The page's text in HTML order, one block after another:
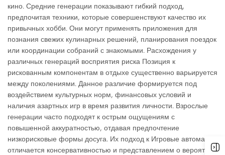
кино. Средние генерации показывают гибкий подход,
предпочитая техники, которые совершенствуют качество их
привычных хобби. Они могут применять приложения для
познания свежих кулинарных решений, планирования поездок
или координации собраний с знакомыми. Расхождения у
различных генераций восприятия риска Позиция к
рискованным компонентам в отдыхе существенно варьируется
между поколениями. Данное различие формируется под
воздействием культурных норм, финансовых условий и
наличия азартных игр в время развития личности. Взрослые
генерации часто подходят к острым ощущениям с
повышенной аккуратностью, отдавая предпочтение
низкорисковые формы досуга. Их подход к Игровые автоматы
отличается консервативностью и представлением о вероятных